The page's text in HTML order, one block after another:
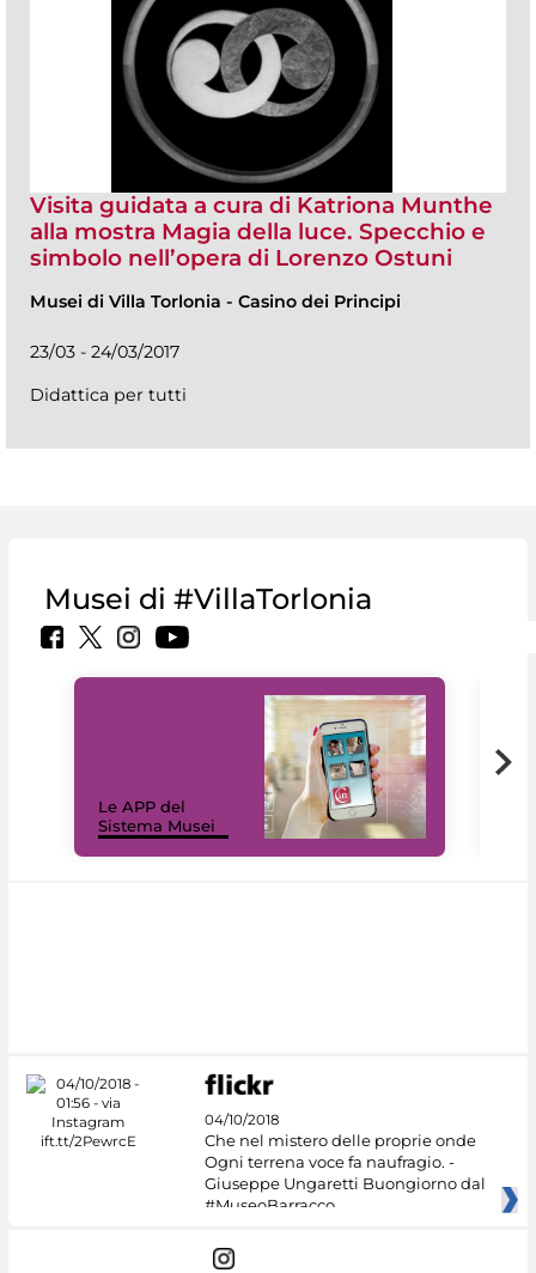
Visita guidata a cura di Katriona Munthe
alla mostra Magia della luce. Specchio e
simbolo nell’opera di Lorenzo Ostuni
Musei di Villa Torlonia - Casino dei Principi
23/03 - 24/03/2017
Didattica per tutti
Musei di #VillaTorlonia
Le APP del
Sistema Musei
04/10/2018
Che nel mistero delle proprie onde
Ogni terrena voce fa naufragio. -
Giuseppe Ungaretti Buongiorno dal
#MuseoBarracco